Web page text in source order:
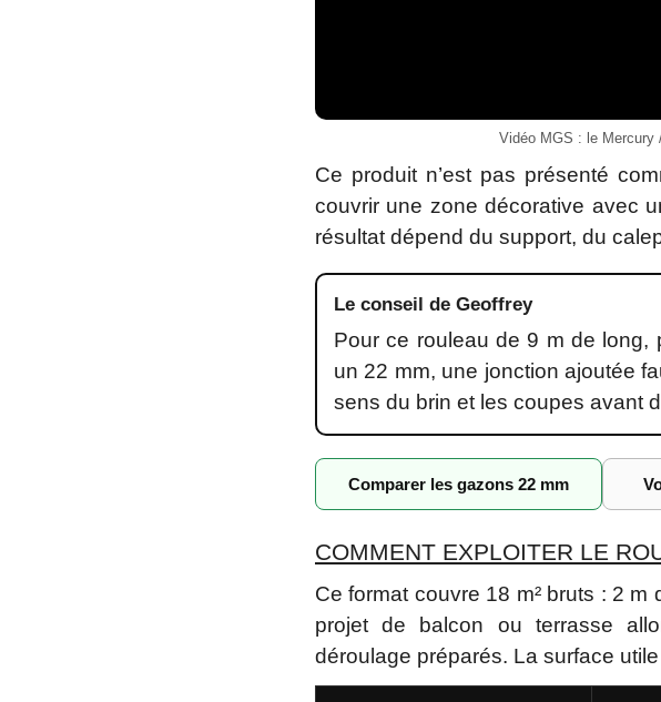
Vidéo MGS : le Mercury
Ce produit n’est pas présenté
couvrir une zone décorative avec
résultat dépend du support, du
Le conseil de Geoffrey
Pour ce rouleau de 9 m de long,
un 22 mm, une jonction ajoutée
sens du brin et les coupes avant
Comparer les gazons 22 mm
COMMENT EXPLOITER LE
Ce format couvre 18 m² bruts : 2
projet de balcon ou terrasse
déroulage préparés. La surface